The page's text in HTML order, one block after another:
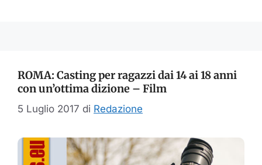
ROMA: Casting per ragazzi dai 14 ai 18 anni
con un’ottima dizione – Film
5 Luglio 2017 di Redazione